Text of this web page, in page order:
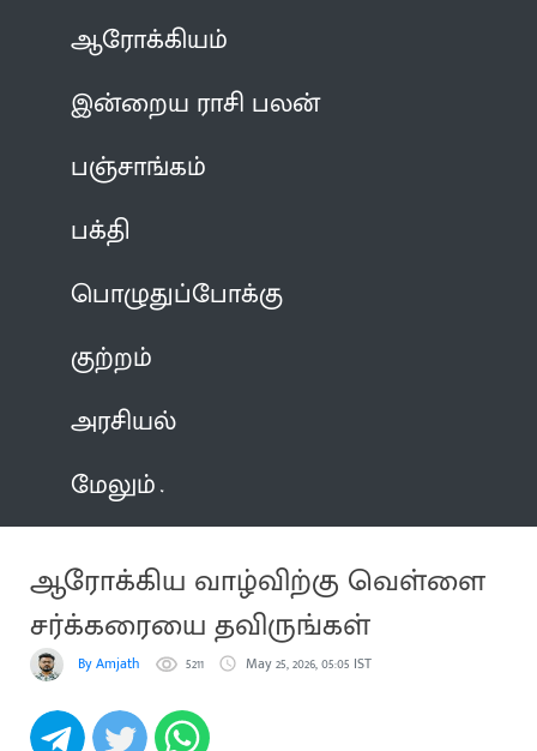
ஆரோக்கியம்
இன்றைய ராசி பலன்
பஞ்சாங்கம்
பக்தி
பொழுதுப்போக்கு
குற்றம்
அரசியல்
மேலும்
ஆரோக்கிய வாழ்விற்கு வெள்ளை
சர்க்கரையை தவிருங்கள்
By Amjath 5211 May 25, 2026, 05:05 IST